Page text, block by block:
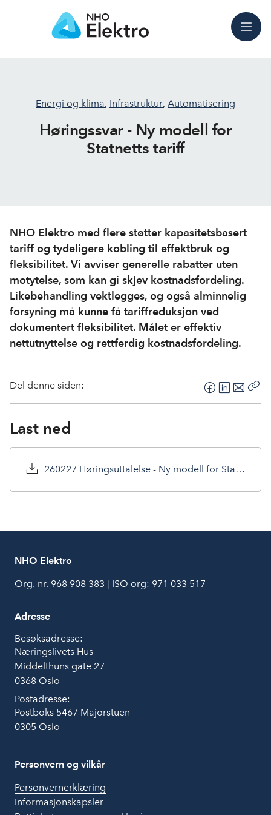
Meny
Energi og klima, Infrastruktur, Automatisering
Høringssvar - Ny modell for
Statnetts tariff
NHO Elektro med flere støtter kapasitetsbasert
tariff og tydeligere kobling til effektbruk og
fleksibilitet. Vi avviser generelle rabatter uten
motytelse, som kan gi skjev kostnadsfordeling.
Likebehandling vektlegges, og også alminnelig
forsyning må kunne få tariffreduksjon ved
dokumentert fleksibilitet. Målet er effektiv
nettutnyttelse og rettferdig kostnadsfordeling.
Del denne siden:
F
a
b
o
k
L
i
e
d
n
E
-
s
t
Last ned
260227 Høringsuttalelse - Ny modell for Statnetts tariffer.pdf
NHO Elektro
Org. nr. 968 908 383 | ISO org: 971 033 517
Adresse
Besøksadresse:
Næringslivets Hus
Middelthuns gate 27
0368 Oslo
Postadresse:
Postboks 5467 Majorstuen
0305 Oslo
Personvern og vilkår
Personvernerklæring
Informasjonskapsler